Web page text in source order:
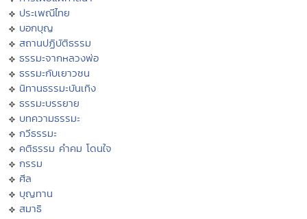
ประเพณีไทย
บอกบุญ
สถานปฏิบัติธรรม
ธรรมะจากหลวงพ่อ
ธรรมะกับเยาวชน
นิทานธรรมะบันเทิง
ธรรมะบรรยาย
บทความธรรมะ
กวีธรรมะ
คติธรรม คำคม โดนใจ
กรรม
ศีล
บุญทาน
สมาธิ